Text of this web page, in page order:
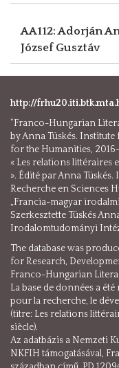
AA112: Adorján
József Gusztáv
http://
“Franco-Hungarian
by Anna Tüskés.
for the Humanities,
« Les relations littéraires
». Édité par Anna
Recherche en Sciences
„Francia-magyar
Szerkesztette Tüskés
Irodalomtudományi
The database was
for Research,
Franco-Hungarian
La base de données a
pour la recherche, le
(titre: Les relations
siècle).
Az adatbázis a Nemzeti
NKFIH támogatásával,